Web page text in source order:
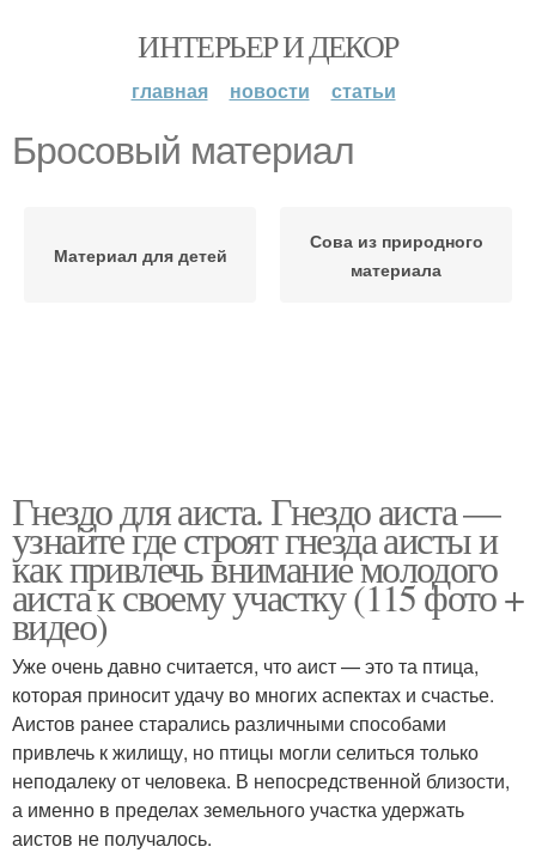
ИНТЕРЬЕР И ДЕКОР
главная новости статьи
Бросовый материал
Материал для детей
Сова из природного
материала
Гнездо для аиста. Гнездо аиста —
узнайте где строят гнезда аисты и
как привлечь внимание молодого
аиста к своему участку (115 фото +
видео)
Уже очень давно считается, что аист — это та птица,
которая приносит удачу во многих аспектах и счастье.
Аистов ранее старались различными способами
привлечь к жилищу, но птицы могли селиться только
неподалеку от человека. В непосредственной близости,
а именно в пределах земельного участка удержать
аистов не получалось.